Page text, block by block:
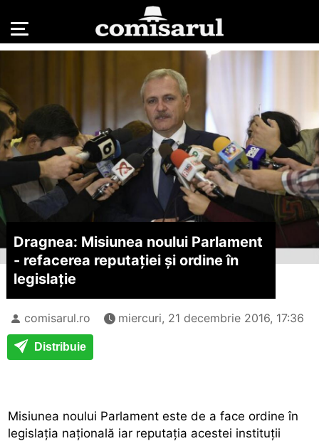
Dragnea: Misiunea noului Parlament
- refacerea reputației și ordine în
legislație
comisarul.ro miercuri, 21 decembrie 2016, 17:36
Distribuie
Misiunea noului Parlament este de a face ordine în
legislația națională iar reputația acestei instituții